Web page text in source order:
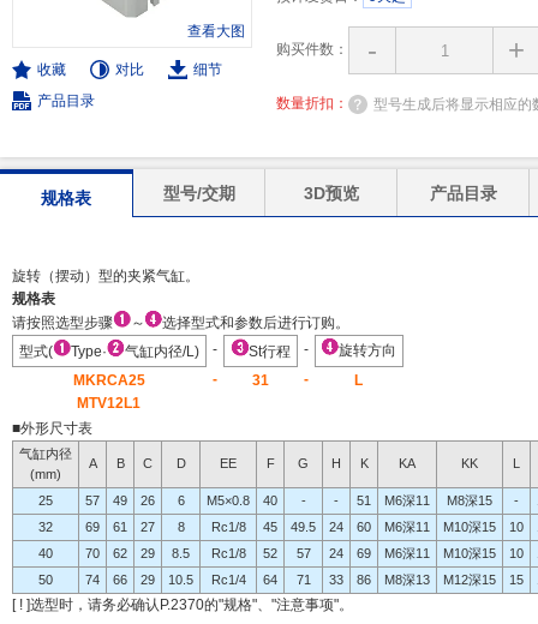
查看大图
收藏 对比
细节
产品目录
购买件数： - +
数量折扣： 型号生成后将显示相应的
规格表 型号/交期 3D预览 产品目录
旋转（摆动）型的夹紧气缸。
规格表
请按照选型步骤
～
选择型式和参数后进行订购。
型式(
Type· 气缸内径/L) - St行程 -
旋转方向
MKRCA25
MTV12L1
- 31 - L
■外形尺寸表
气缸内径
(mm)
A B C D EE F G H K KA KK L
25 57 49 26 6 M5×0.8 40 - - 51 M6深11 M8深15 -
32
69 61 27 8 Rc1/8 45 49.5 24 60 M6深11 M10深15 10
40
70 62 29 8.5 Rc1/8 52 57 24 69 M6深11 M10深15 10
50
74 66 29 10.5 Rc1/4 64 71 33 86 M8深13 M12深15 15
[ ! ]选型时，请务必确认P.2370的"规格"、"注意事项"。